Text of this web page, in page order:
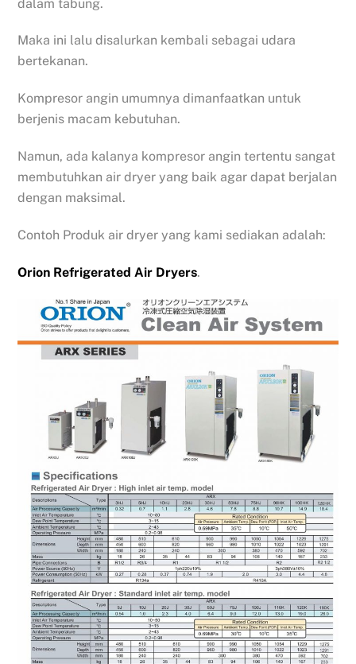
dalam tabung.
Maka ini lalu disalurkan kembali sebagai udara
bertekanan.
Kompresor angin umumnya dimanfaatkan untuk
berjenis macam kebutuhan.
Namun, ada kalanya kompresor angin tertentu sangat
membutuhkan air dryer yang baik agar dapat berjalan
dengan maksimal.
Contoh Produk air dryer yang kami sediakan adalah:
Orion Refrigerated Air Dryers.